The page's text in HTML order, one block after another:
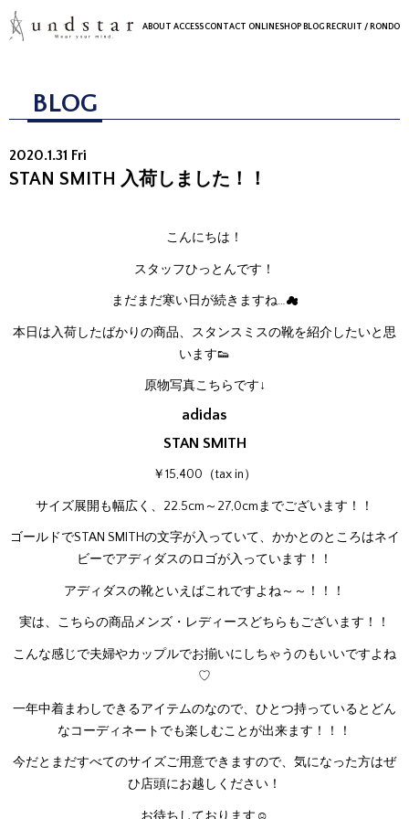
ABOUT ACCESSCONTACT ONLINESHOP BLOG RECRUIT / RONDO
BLOG
2020.1.31 Fri
STAN SMITH 入荷しました！！
こんにちは！
スタッフひっとんです！
まだまだ寒い日が続きますね…☁
本日は入荷したばかりの商品、スタンスミスの靴を紹介したいと思
います👟
原物写真こちらです↓
adidas
STAN SMITH
￥15,400（tax in）
サイズ展開も幅広く、22.5cm～27,0cmまでございます！！
ゴールドでSTAN SMITHの文字が入っていて、かかとのところはネイ
ビーでアディダスのロゴが入っています！！
アディダスの靴といえばこれですよね～～！！！
実は、こちらの商品メンズ・レディースどちらもございます！！
こんな感じで夫婦やカップルでお揃いにしちゃうのもいいですよね
♡
一年中着まわしできるアイテムのなので、ひとつ持っているとどん
なコーディネートでも楽しむことが出来ます！！！
今だとまだすべてのサイズご用意できますので、気になった方はぜ
ひ店頭にお越しください！